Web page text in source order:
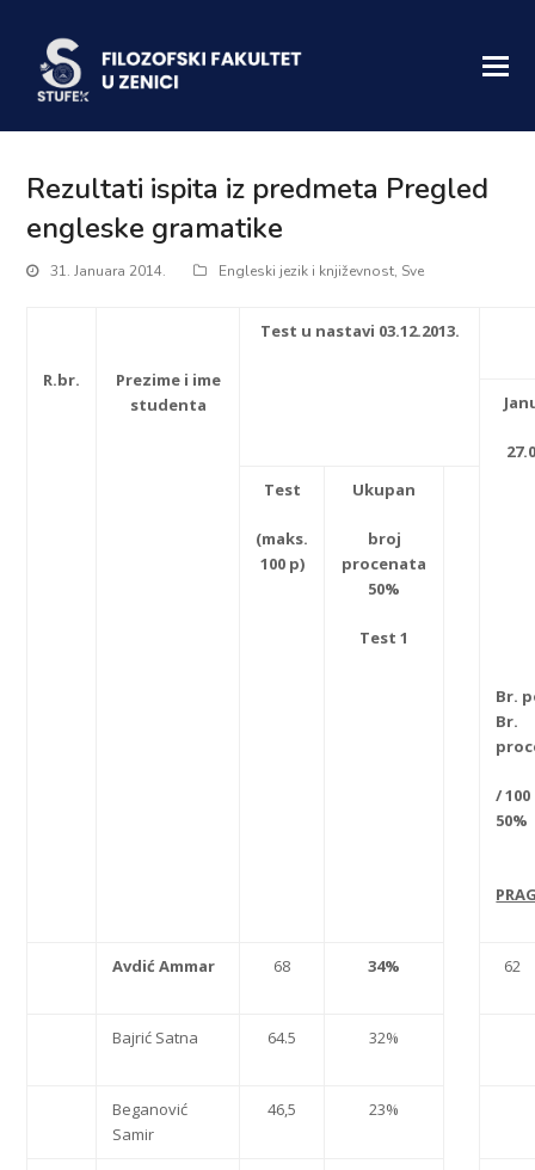
Rezultati ispita iz predmeta Pregled
engleske gramatike
31. Januara 2014. Engleski jezik i književnost, Sve
R.br.
Prezime i ime
studenta
Test u nastavi 03.12.2013.
Br.
Br.
/
50%
Test
(maks.
100 p)
Ukupan
broj
procenata
50%
Test 1
Avdić Ammar 68 34% 62
Bajrić Satna 64.5 32%
Beganović
Samir
46,5 23%